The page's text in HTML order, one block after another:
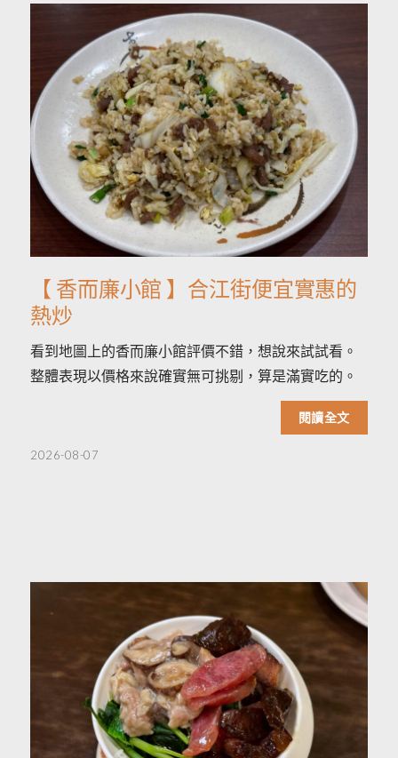
【 香而廉小館 】合江街便宜實惠的
熱炒
看到地圖上的香而廉小館評價不錯，想說來試試看。
整體表現以價格來說確實無可挑剔，算是滿實吃的。
閱讀全文
2026-08-07